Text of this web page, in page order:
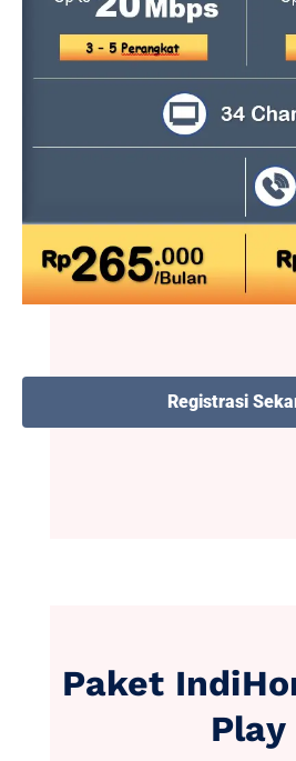
Registrasi
Paket
Play